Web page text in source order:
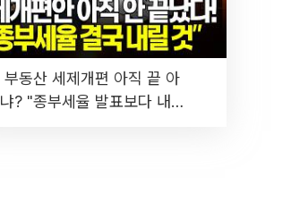
부동산 세제개편 아직 끝 아
냐? "종부세율 발표보다 내릴